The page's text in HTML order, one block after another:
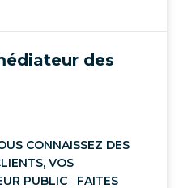
des
CONNAISSEZ DES
VOS
PUBLIC FAITES